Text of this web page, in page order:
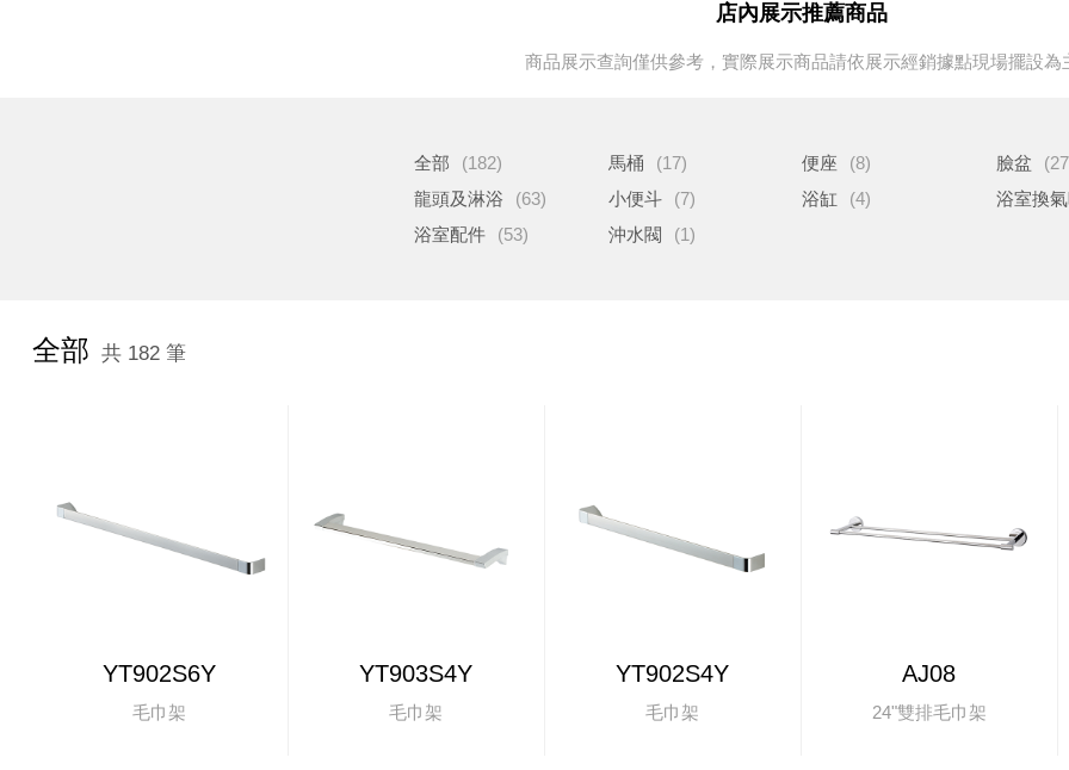
店內展示推薦商品
商品展示查詢僅供參考，實際展示商品請依展示經銷據點現場擺設為
全部 (182) 馬桶 (17) 便座 (8) 臉盆
龍頭及淋浴
(63) 小便斗 (7) 浴缸 (4)
浴室換
浴室配件
(53) 沖水閥 (1)
全部 共 182 筆
YT902S6Y
毛巾架
YT903S4Y
毛巾架
YT902S4Y
毛巾架
AJ08
24"雙排毛巾架